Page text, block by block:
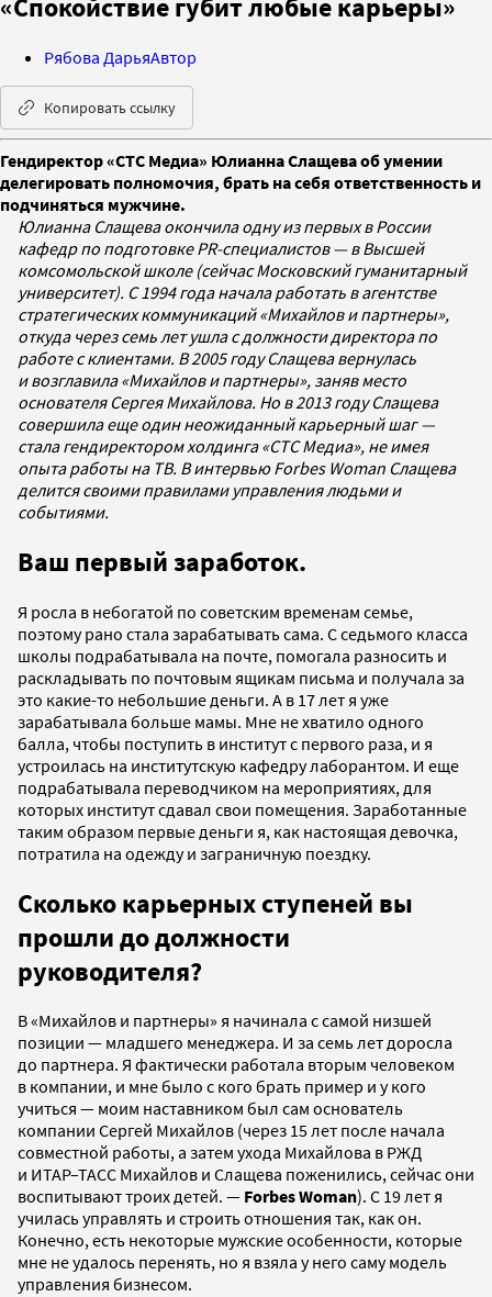
«Спокойствие губит любые карьеры»
Рябова ДарьяАвтор
Копировать ссылку
Гендиректор «СТС Медиа» Юлианна Слащева об умении
делегировать полномочия, брать на себя ответственность и
подчиняться мужчине.
Юлианна Слащева окончила одну из первых в России
кафедр по подготовке PR-специалистов — в Высшей
комсомольской школе (сейчас Московский гуманитарный
университет). С 1994 года начала работать в агентстве
стратегических коммуникаций «Михайлов и партнеры»,
откуда через семь лет ушла с должности директора по
работе с клиентами. В 2005 году Слащева вернулась
и возглавила «Михайлов и партнеры», заняв место
основателя Сергея Михайлова. Но в 2013 году Слащева
совершила еще один неожиданный карьерный шаг —
стала гендиректором холдинга «СТС Медиа», не имея
опыта работы на ТВ. В интервью Forbes Woman Слащева
делится своими правилами управления людьми и
событиями.
Ваш первый заработок.
Я росла в небогатой по советским временам семье,
поэтому рано стала зарабатывать сама. С седьмого класса
школы подрабатывала на почте, помогала разносить и
раскладывать по почтовым ящикам письма и получала за
это какие-то небольшие деньги. А в 17 лет я уже
зарабатывала больше мамы. Мне не хватило одного
балла, чтобы поступить в институт с первого раза, и я
устроилась на институтскую кафедру лаборантом. И еще
подрабатывала переводчиком на мероприятиях, для
которых институт сдавал свои помещения. Заработанные
таким образом первые деньги я, как настоящая девочка,
потратила на одежду и заграничную поездку.
Сколько карьерных ступеней вы
прошли до должности
руководителя?
В «Михайлов и партнеры» я начинала с самой низшей
позиции — младшего менеджера. И за семь лет доросла
до партнера. Я фактически работала вторым человеком
в компании, и мне было с кого брать пример и у кого
учиться — моим наставником был сам основатель
компании Сергей Михайлов (через 15 лет после начала
совместной работы, а затем ухода Михайлова в РЖД
и ИТАР–ТАСС Михайлов и Слащева поженились, сейчас они
воспитывают троих детей. — Forbes Woman). С 19 лет я
училась управлять и строить отношения так, как он.
Конечно, есть некоторые мужские особенности, которые
мне не удалось перенять, но я взяла у него саму модель
управления бизнесом.